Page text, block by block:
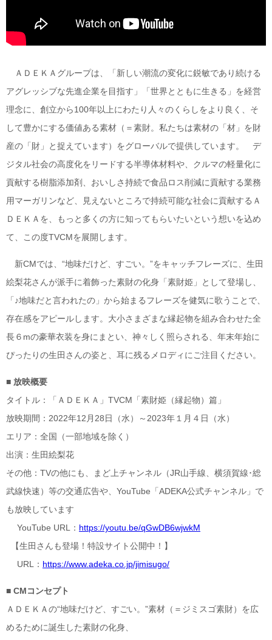
ＡＤＥＫＡグループは、「新しい潮流の変化に鋭敏であり続ける
アグレッシブな先進企業を目指す」「世界とともに生きる」を経営
理念に、創立から100年以上にわたり人々のくらしをより良く、そ
して豊かにする価値ある素材（＝素財。私たちは素材の「材」を財
産の「財」と捉えています）をグローバルで提供しています。 デ
ジタル社会の高度化をリードする半導体材料や、クルマの軽量化に
貢献する樹脂添加剤、おいしさ持続で食品ロス削減に貢献する業務
用マーガリンなど、見えないところで持続可能な社会に貢献するＡ
ＤＥＫＡを、もっと多くの方に知ってもらいたいという想いを込め
て、この度TVCMを展開します。
新CMでは、“地味だけど、すごい。”をキャッチフレーズに、生田
絵梨花さんが派手に着飾った素財の化身「素財姫」として登場し、
「♪地味だと言われたの」から始まるフレーズを健気に歌うことで、
存在感をアピールします。大小さまざまな縁起物を組み合わせた全
長６mの豪華衣装を身にまとい、神々しく照らされる、年末年始に
ぴったりの生田さんの姿と、耳に残るメロディにご注目ください。
■ 放映概要
タイトル：「ＡＤＥＫＡ」TVCM「素財姫（縁起物）篇」
放映期間：2022年12月28日（水）～2023年１月４日（水）
エリア：全国（一部地域を除く）
出演：生田絵梨花
その他：TVの他にも、まど上チャンネル（JR山手線、横須賀線･総
武線快速）等の交通広告や、YouTube「ADEKA公式チャンネル」で
も放映しています
YouTube URL： https://youtu.be/qGwDB6wjwkM
【生田さんも登場！特設サイト公開中！】
URL： https://www.adeka.co.jp/jimisugo/
■ CM コンセプト
ＡＤＥＫＡの“地味だけど、すごい。”素材（＝ジミスゴ素財）を広
めるために誕生した素財の化身、